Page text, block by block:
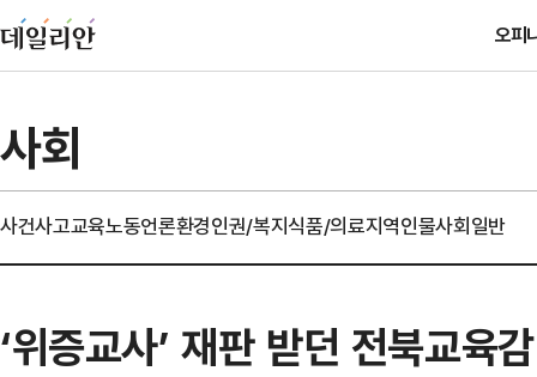
오피
사회
사건사고교육노동언론환경인권/복지식품/의료지역인물사회일반
‘위증교사’ 재판 받던 전북교육